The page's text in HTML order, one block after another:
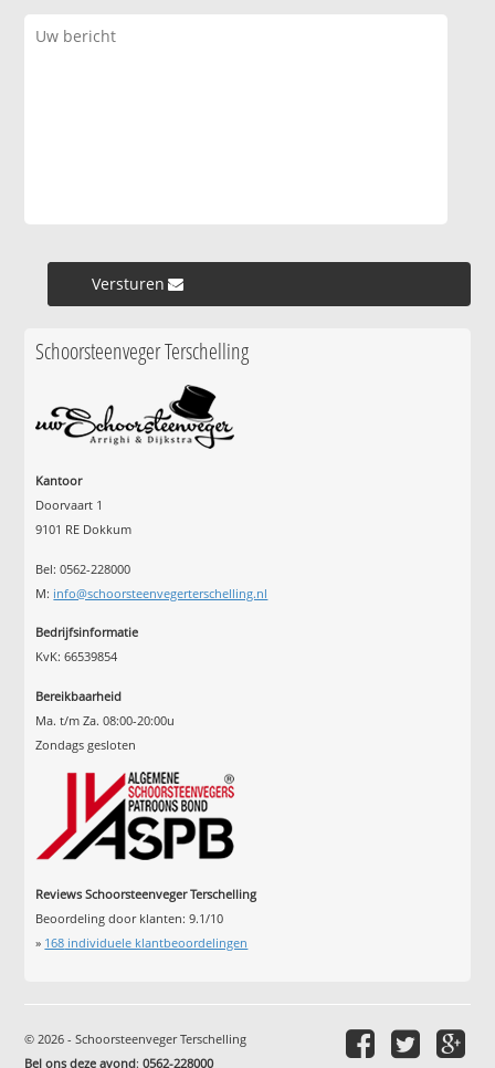
Versturen »
Schoorsteenveger Terschelling
Kantoor
Doorvaart 1
9101 RE Dokkum
Bel: 0562-228000
M: info@schoorsteenvegerterschelling.nl
Bedrijfsinformatie
KvK: 66539854
Bereikbaarheid
Ma. t/m Za. 08:00-20:00u
Zondags gesloten
Reviews Schoorsteenveger Terschelling
Beoordeling door klanten:9.1/10
» 168 individuele klantbeoordelingen
© 2026 - Schoorsteenveger Terschelling
Bel ons deze avond:0562-228000